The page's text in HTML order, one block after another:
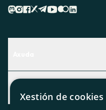
Descubre qué servicio te
Xestión de cookies